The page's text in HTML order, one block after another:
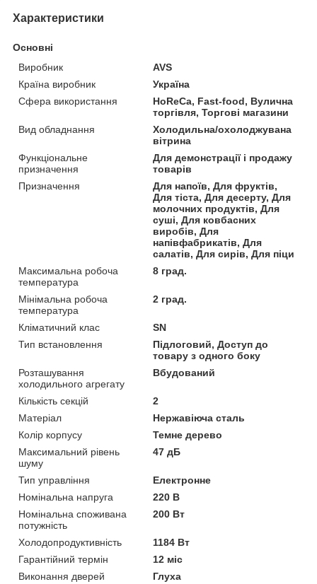
Характеристики
Основні
Виробник
AVS
Країна виробник
Україна
Сфера використання
HoReCa, Fast-food, Вулична
торгівля, Торгові магазини
Вид обладнання
Холодильна/охолоджувана
вітрина
Функціональне
призначення
Для демонстрації і продажу
товарів
Призначення
Для напоїв, Для фруктів,
Для тіста, Для десерту, Для
молочних продуктів, Для
суші, Для ковбасних
виробів, Для
напівфабрикатів, Для
салатів, Для сирів, Для піци
Максимальна робоча
температура
8 град.
Мінімальна робоча
температура
2 град.
Кліматичний клас
SN
Тип встановлення
Підлоговий, Доступ до
товару з одного боку
Розташування
холодильного агрегату
Вбудований
Кількість секцій
2
Матеріал
Нержавіюча сталь
Колір корпусу
Темне дерево
Максимальний рівень
шуму
47 дБ
Тип управління
Електронне
Номінальна напруга
220 В
Номінальна споживана
потужність
200 Вт
Холодопродуктивність
1184 Вт
Гарантійний термін
12 міс
Виконання дверей
Глуха